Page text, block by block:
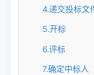
4.递交投标文
5.开标
6.评标
7.确定中标人